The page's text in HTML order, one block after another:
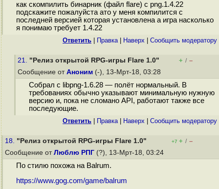
как скомпилить бинарник (файл flare) с png.1.4.22
подскажите пожалуйста ато у меня компилится с
последней версией которая установлена а игра насколько
я понимаю требует 1.4.22
Ответить Правка| Наверх Cообщить модератору
21. "Релиз открытой RPG-игры Flare 1.0" + / –
Сообщение от Аноним (-), 13-Мрт-18, 03:28
Собрал с libpng-1.6.28 — полёт нормальный. В
требованиях обычно указывают минимальную нужную
версию и, пока не сломано API, работают также все
последующие.
Ответить Правка| Наверх Cообщить модератору
18. "Релиз открытой RPG-игры Flare 1.0" +7 + / –
Сообщение от Люблю РПГ (?), 13-Мрт-18, 03:24
По стилю похожа на Balrum.
https://www.gog.com/game/balrum